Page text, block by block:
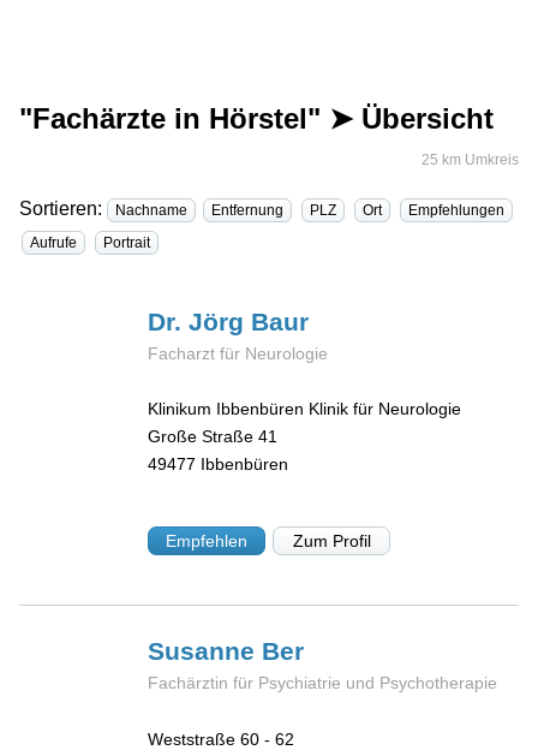
"Fachärzte in Hörstel" ➤ Übersicht
25 km Umkreis
Sortieren: Nachname Entfernung PLZ Ort
Empfehlungen
Aufrufe
Portrait
Dr. Jörg Baur
Facharzt für Neurologie
Klinikum Ibbenbüren Klinik für Neurologie
Große Straße 41
49477 Ibbenbüren
Empfehlen Zum Profil
Susanne Ber
Fachärztin für Psychiatrie und Psychotherapie
Weststraße 60 - 62